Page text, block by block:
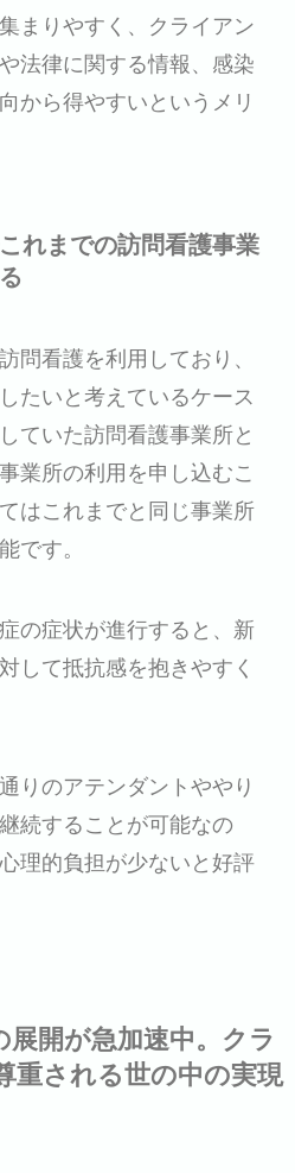
まりやすく、クライアン
法律に関する情報、感染
から得やすいというメリ
れまでの訪問看護事業
問看護を利用しており、
たいと考えているケース
ていた訪問看護事業所と
業所の利用を申し込むこ
はこれまでと同じ事業所
です。
の症状が進行すると、新
して抵抗感を抱きやすく
りのアテンダントややり
続することが可能なの
理的負担が少ないと好評
展開が急加速中。クラ
重される世の中の実現